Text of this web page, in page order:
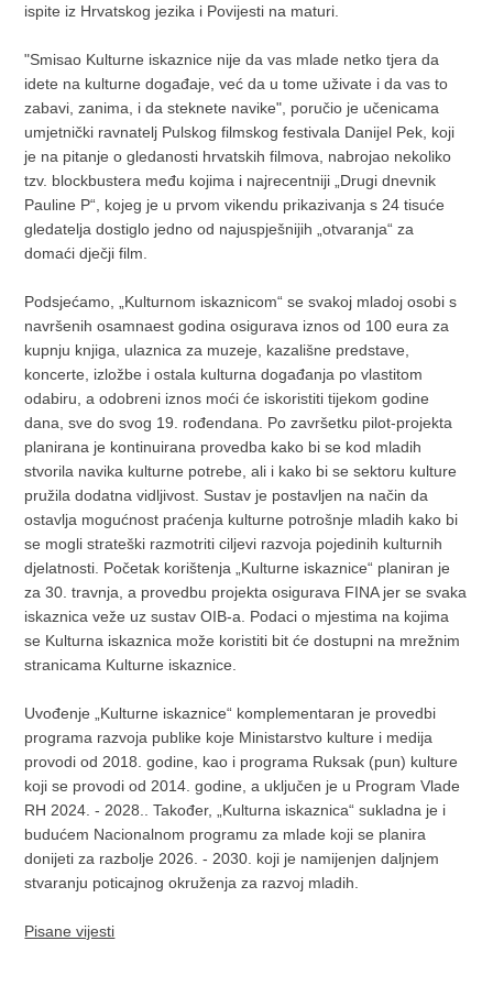
ispite iz Hrvatskog jezika i Povijesti na maturi.
"Smisao Kulturne iskaznice nije da vas mlade netko tjera da
idete na kulturne događaje, već da u tome uživate i da vas to
zabavi, zanima, i da steknete navike", poručio je učenicama
umjetnički ravnatelj Pulskog filmskog festivala Danijel Pek, koji
je na pitanje o gledanosti hrvatskih filmova, nabrojao nekoliko
tzv. blockbustera među kojima i najrecentniji „Drugi dnevnik
Pauline P“, kojeg je u prvom vikendu prikazivanja s 24 tisuće
gledatelja dostiglo jedno od najuspješnijih „otvaranja“ za
domaći dječji film.
Podsjećamo, „Kulturnom iskaznicom“ se svakoj mladoj osobi s
navršenih osamnaest godina osigurava iznos od 100 eura za
kupnju knjiga, ulaznica za muzeje, kazališne predstave,
koncerte, izložbe i ostala kulturna događanja po vlastitom
odabiru, a odobreni iznos moći će iskoristiti tijekom godine
dana, sve do svog 19. rođendana. Po završetku pilot-projekta
planirana je kontinuirana provedba kako bi se kod mladih
stvorila navika kulturne potrebe, ali i kako bi se sektoru kulture
pružila dodatna vidljivost. Sustav je postavljen na način da
ostavlja mogućnost praćenja kulturne potrošnje mladih kako bi
se mogli strateški razmotriti ciljevi razvoja pojedinih kulturnih
djelatnosti. Početak korištenja „Kulturne iskaznice“ planiran je
za 30. travnja, a provedbu projekta osigurava FINA jer se svaka
iskaznica veže uz sustav OIB-a. Podaci o mjestima na kojima
se Kulturna iskaznica može koristiti bit će dostupni na mrežnim
stranicama Kulturne iskaznice.
Uvođenje „Kulturne iskaznice“ komplementaran je provedbi
programa razvoja publike koje Ministarstvo kulture i medija
provodi od 2018. godine, kao i programa Ruksak (pun) kulture
koji se provodi od 2014. godine, a uključen je u Program Vlade
RH 2024. - 2028.. Također, „Kulturna iskaznica“ sukladna je i
budućem Nacionalnom programu za mlade koji se planira
donijeti za razbolje 2026. - 2030. koji je namijenjen daljnjem
stvaranju poticajnog okruženja za razvoj mladih.
Pisane vijesti